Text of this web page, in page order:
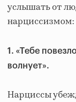
услышать от
нарциссизмом:
1. «Тебе
волнует».
Нарциссы